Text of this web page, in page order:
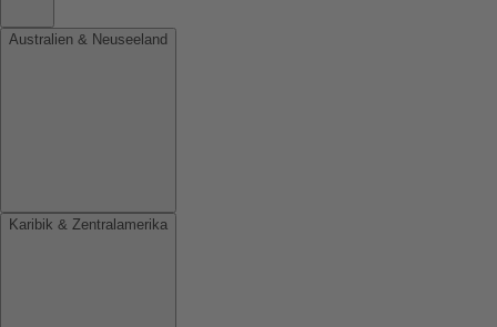
Australien & Neuseeland
Karibik & Zentralamerika